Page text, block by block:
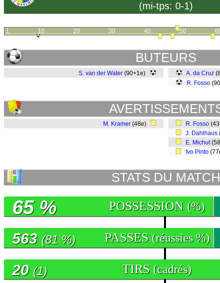
(mi-tps: 0-1)
1 10 20 30 40 50
BUTEURS
S. van der Water (90+1e) A. da Cruz
R. Fosso
M. Kramer (48e) R. Fosso
J. Dahlhaus
E. Michut
Ivo Pinto
STATS DU MATCH
POSSESSION (%)
65 %
PASSES (réussies %)
563 (81 %)
TIRS (cadrés)
20 (1)